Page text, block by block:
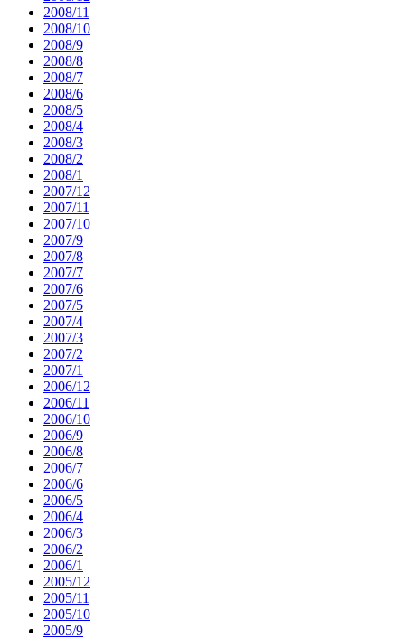
2008/11
2008/10
2008/9
2008/8
2008/7
2008/6
2008/5
2008/4
2008/3
2008/2
2008/1
2007/12
2007/11
2007/10
2007/9
2007/8
2007/7
2007/6
2007/5
2007/4
2007/3
2007/2
2007/1
2006/12
2006/11
2006/10
2006/9
2006/8
2006/7
2006/6
2006/5
2006/4
2006/3
2006/2
2006/1
2005/12
2005/11
2005/10
2005/9